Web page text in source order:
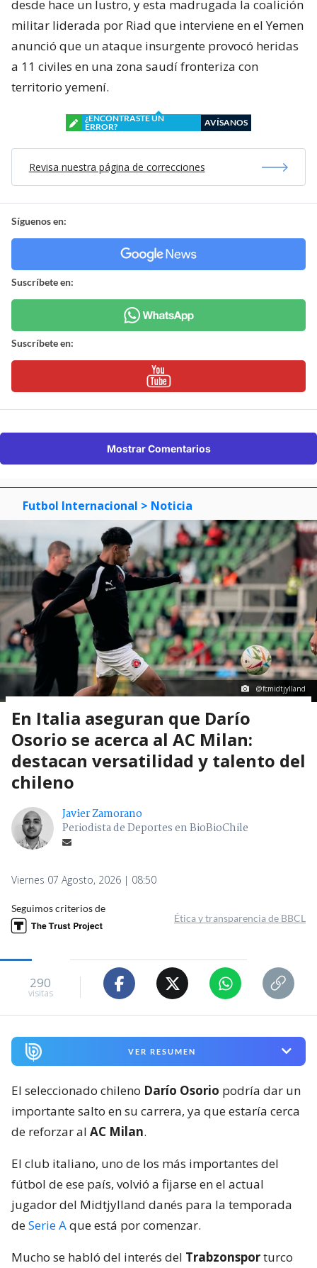
desde hace un lustro, y esta madrugada la coalición
militar liderada por Riad que interviene en el Yemen
anunció que un ataque insurgente provocó heridas
a 11 civiles en una zona saudí fronteriza con
territorio yemení.
¿ENCONTRASTE UN
ERROR?
AVÍSANOS
Revisa nuestra página de correcciones
Síguenos en:
Suscríbete en:
Suscríbete en:
Mostrar Comentarios
Futbol Internacional > Noticia
@fcmidtjylland
En Italia aseguran que Darío
Osorio se acerca al AC Milan:
destacan versatilidad y talento del
chileno
Javier Zamorano
Periodista de Deportes en BioBioChile
Viernes 07 Agosto, 2026 | 08:50
Seguimos criterios de
Ética y transparencia de BBCL
290
visitas
VER RESUMEN
El seleccionado chileno Darío Osorio podría dar un
importante salto en su carrera, ya que estaría cerca
de reforzar al AC Milan.
El club italiano, uno de los más importantes del
fútbol de ese país, volvió a fijarse en el actual
jugador del Midtjylland danés para la temporada
deSerie Aque está por comenzar.
Mucho se habló del interés del Trabzonsporturco